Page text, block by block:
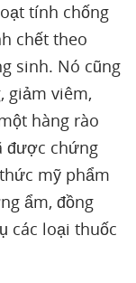
tính chống
chết theo
sinh. Nó cũng
giảm viêm,
hàng rào
được chứng
mỹ phẩm
ẩm, đồng
các loại thuốc